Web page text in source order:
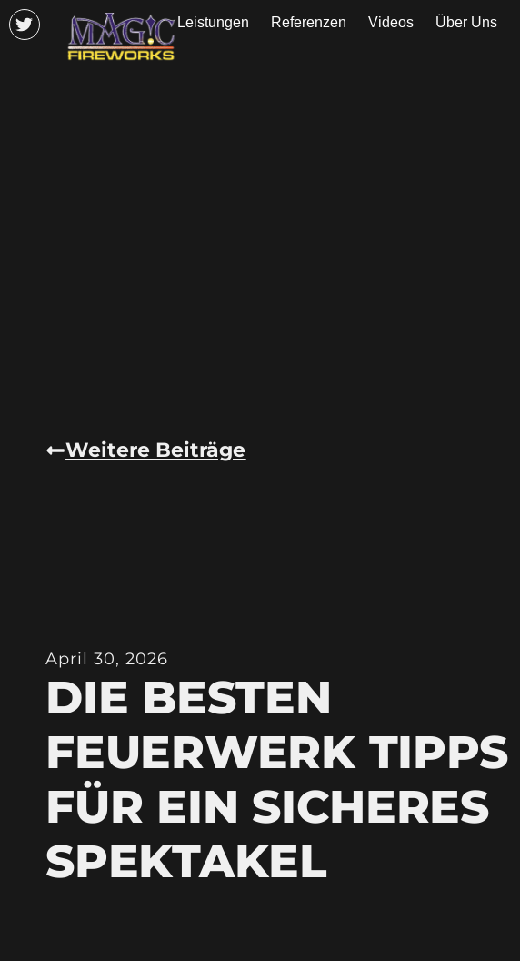
Leistungen Referenzen Videos Über Uns
Weitere Beiträge
April 30, 2026
DIE BESTEN
FEUERWERK TIPPS
FÜR EIN SICHERES
SPEKTAKEL